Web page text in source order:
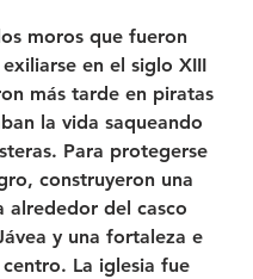
moros que fueron
en el siglo XIII
más tarde en piratas
la vida saqueando
Para protegerse
construyeron una
alrededor del casco
y una fortaleza e
La iglesia fue